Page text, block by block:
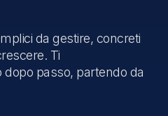
da gestire, concreti
Ti
passo, partendo da